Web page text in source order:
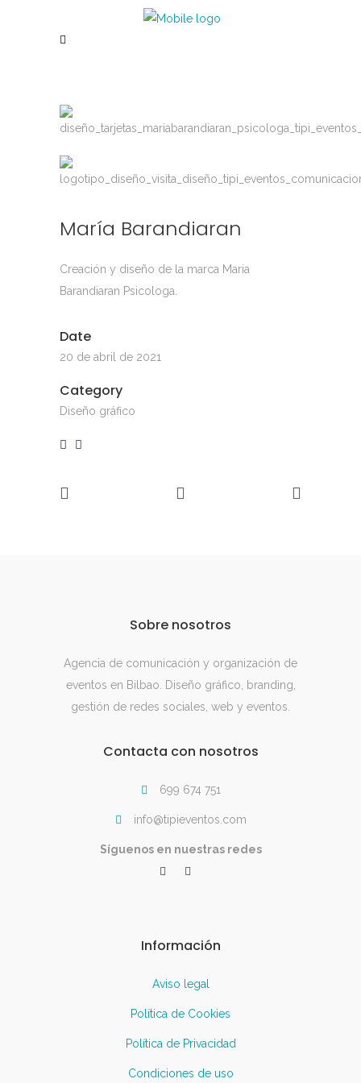
María Barandiaran
Creación y diseño de la marca Maria
Barandiaran Psicologa.
Date
20 de abril de 2021
Category
Diseño gráfico
Sobre nosotros
Agencia de comunicación y organización de
eventos en Bilbao. Diseño gráfico, branding,
gestión de redes sociales, web y eventos.
Contacta con nosotros
699 674 751
info@tipieventos.com
Síguenos en nuestras redes
Información
Aviso legal
Política de Cookies
Política de Privacidad
Condiciones de uso